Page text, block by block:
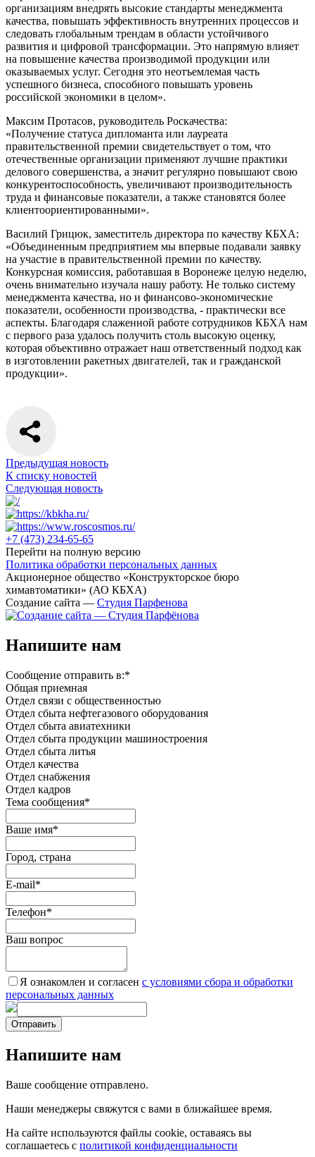
организациям внедрять высокие стандарты менеджмента
качества, повышать эффективность внутренних процессов и
следовать глобальным трендам в области устойчивого
развития и цифровой трансформации. Это напрямую влияет
на повышение качества производимой продукции или
оказываемых услуг. Сегодня это неотъемлемая часть
успешного бизнеса, способного повышать уровень
российской экономики в целом».
Максим Протасов, руководитель Роскачества:
«Получение статуса дипломанта или лауреата
правительственной премии свидетельствует о том, что
отечественные организации применяют лучшие практики
делового совершенства, а значит регулярно повышают свою
конкурентоспособность, увеличивают производительность
труда и финансовые показатели, а также становятся более
клиентоориентированными».
Василий Грицюк, заместитель директора по качеству КБХА:
«Объединенным предприятием мы впервые подавали заявку
на участие в правительственной премии по качеству.
Конкурсная комиссия, работавшая в Воронеже целую неделю,
очень внимательно изучала нашу работу. Не только систему
менеджмента качества, но и финансово-экономические
показатели, особенности производства, - практически все
аспекты. Благодаря слаженной работе сотрудников КБХА нам
с первого раза удалось получить столь высокую оценку,
которая объективно отражает наш ответственный подход как
в изготовлении ракетных двигателей, так и гражданской
продукции».
Предыдущая новость
К списку новостей
Следующая новость
+7 (473) 234-65-65
Перейти на полную версию
Политика обработки персональных данных
Акционерное общество «Конструкторское бюро
химавтоматики» (АО КБХА)
Создание сайта — Студия Парфенова
Напишите нам
Сообщение отправить в:*
Общая приемная
Отдел связи с общественностью
Oтдел сбыта нефтегазового оборудования
Отдел сбыта авиатехники
Отдел сбыта продукции машиностроения
Отдел сбыта литья
Отдел качества
Oтдел снабжения
Отдел кадров
Тема сообщения*
Ваше имя*
Город, страна
E-mail*
Телефон*
Ваш вопрос
Я ознакомлен и согласен c условиями сбора и обработки
персональных данных
Отправить
Напишите нам
Ваше сообщение отправлено.
Наши менеджеры свяжутся с вами в ближайшее время.
На сайте используются файлы cookie, оставаясь вы
соглашаетесь с политикой конфиденциальности